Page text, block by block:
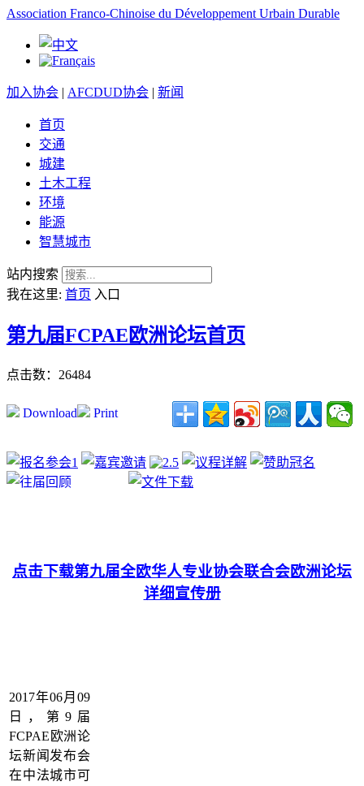
Association Franco-Chinoise du Développement Urbain Durable
加入协会 | AFCDUD协会 | 新闻
首页
交通
城建
土木工程
环境
能源
智慧城市
站内搜索
我在这里: 首页 入口
第九届FCPAE欧洲论坛首页
点击数：26484
Print
Download
点击下载第九届全欧华人专业协会联合会欧洲论坛
详细宣传册
2017年06月09
日，第9届
FCPAE欧洲论
坛新闻发布会
在中法城市可